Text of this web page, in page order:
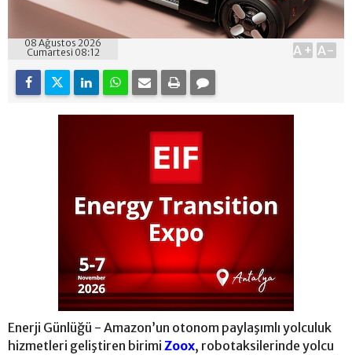
08 Ağustos 2026
Cumartesi 08:12
A+ A-
Enerji Günlüğü - Amazon’un otonom paylaşımlı yolculuk
hizmetleri geliştiren birimi Zoox, robotaksilerinde yolcu